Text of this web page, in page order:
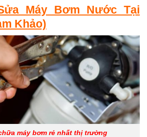
Máy Bơm Nước Tại
Khảo)
máy bơm rẻ nhất thị trường